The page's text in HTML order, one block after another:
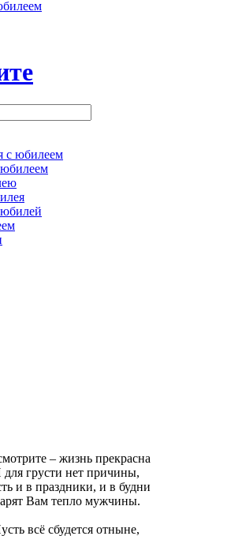
с юбилеем
– жизнь прекрасна
грусти нет причины,
и в праздники, и в будни
Вам тепло мужчины.
всё сбудется отныне,